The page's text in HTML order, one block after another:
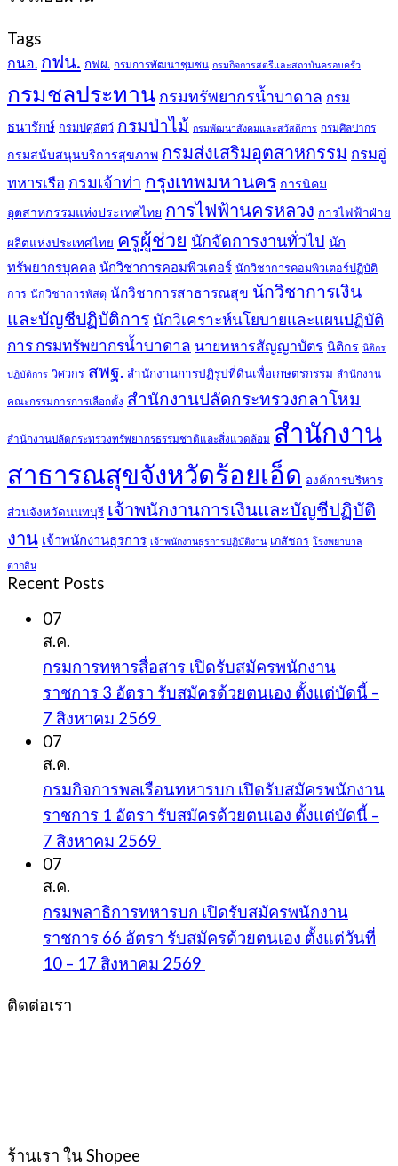
Tags
กนอ. กฟน. กฟผ. กรมการพัฒนาชุมชน กรมกิจการสตรีและสถาบันครอบครัว
กรมชลประทาน กรมทรัพยากรน้ำบาดาล กรม
ธนารักษ์ กรมปศุสัตว์ กรมป่าไม้ กรมพัฒนาสังคมและสวัสดิการ กรมศิลปากร
กรมสนับสนุนบริการสุขภาพ กรมส่งเสริมอุตสาหกรรม กรมอู่
ทหารเรือ กรมเจ้าท่า กรุงเทพมหานคร การนิคม
อุตสาหกรรมแห่งประเทศไทย การไฟฟ้านครหลวง การไฟฟ้าฝ่าย
ผลิตแห่งประเทศไทย ครูผู้ช่วย นักจัดการงานทั่วไป นัก
ทรัพยากรบุคคล นักวิชาการคอมพิวเตอร์ นักวิชาการคอมพิวเตอร์ปฏิบัติ
การ นักวิชาการพัสดุ นักวิชาการสาธารณสุข นักวิชาการเงิน
และบัญชีปฏิบัติการ นักวิเคราะห์นโยบายและแผนปฏิบัติ
การ กรมทรัพยากรน้ำบาดาล นายทหารสัญญาบัตร นิติกร นิติกร
ปฏิบัติการ วิศวกร สพฐ. สำนักงานการปฏิรูปที่ดินเพื่อเกษตรกรรม สำนักงาน
คณะกรรมการการเลือกตั้ง สำนักงานปลัดกระทรวงกลาโหม
สำนักงานปลัดกระทรวงทรัพยากรธรรมชาติและสิ่งแวดล้อม สำนักงาน
สาธารณสุขจังหวัดร้อยเอ็ด องค์การบริหาร
ส่วนจังหวัดนนทบุรี เจ้าพนักงานการเงินและบัญชีปฏิบัติ
งาน เจ้าพนักงานธุรการ เจ้าพนักงานธุรการปฏิบัติงาน เภสัชกร โรงพยาบาล
ตากสิน
Recent Posts
07
ส.ค.
กรมการทหารสื่อสาร เปิดรับสมัครพนักงาน
ราชการ 3 อัตรา รับสมัครด้วยตนเอง ตั้งแต่บัดนี้ –
7 สิงหาคม 2569
07
ส.ค.
กรมกิจการพลเรือนทหารบก เปิดรับสมัครพนักงาน
ราชการ 1 อัตรา รับสมัครด้วยตนเอง ตั้งแต่บัดนี้ –
7 สิงหาคม 2569
07
ส.ค.
กรมพลาธิการทหารบก เปิดรับสมัครพนักงาน
ราชการ 66 อัตรา รับสมัครด้วยตนเอง ตั้งแต่วันที่
10 – 17 สิงหาคม 2569
ติดต่อเรา
ร้านเรา ใน Shopee